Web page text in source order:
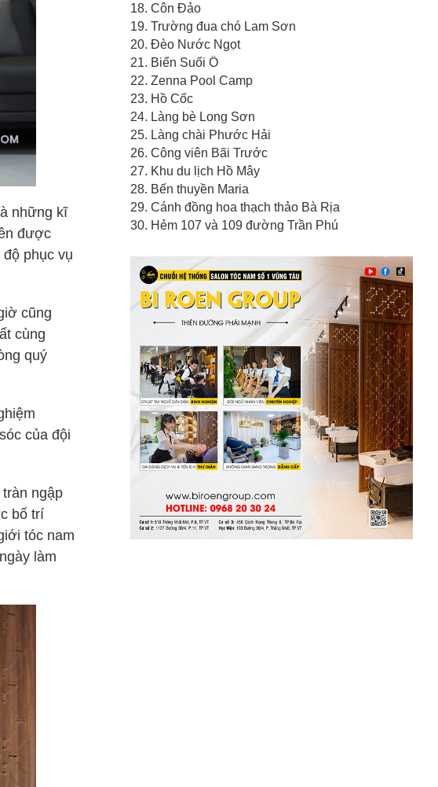
những kĩ
được
phục vụ
cũng
cùng
quý
của đội
ngập
bố trí
tóc nam
làm
18. Côn Đảo
19. Trường đua chó Lam Sơn
20. Đèo Nước Ngọt
21. Biển Suối Ồ
22. Zenna Pool Camp
23. Hồ Cốc
24. Làng bè Long Sơn
25. Làng chài Phước Hải
26. Công viên Bãi Trước
27. Khu du lịch Hồ Mây
28. Bến thuyền Maria
29. Cánh đồng hoa thạch thảo Bà Rịa
30. Hẻm 107 và 109 đường Trần Phú